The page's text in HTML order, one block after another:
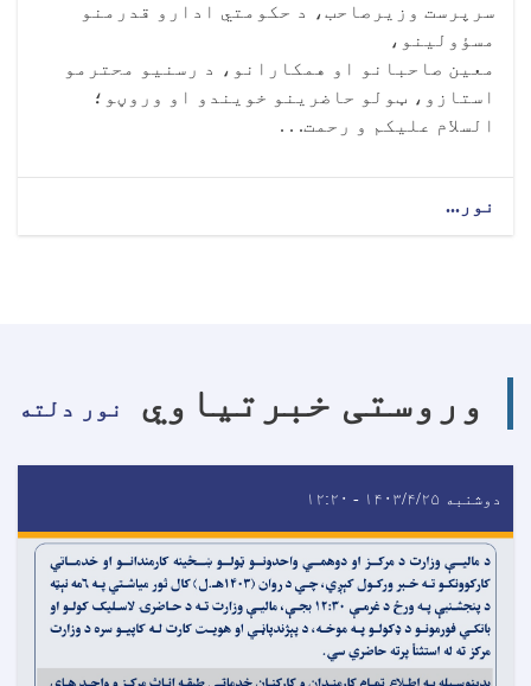
سرپرست وزیرصاحب، د حکومتي ادارو قدرمنو
مسؤولینو،
معین صاحبانو او همکارانو، د رسنیو محترمو
استازو، ټولو حاضرینو خویندو او وروڼو؛
السلام علیکم و رحمت. . .
نور...
وروستی خبرتیاوي نور دلته
دوشنبه ۱۴۰۳/۴/۲۵ - ۱۲:۲۰